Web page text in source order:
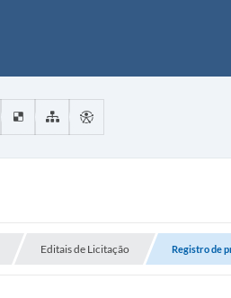
Editais de Licitação Registro de